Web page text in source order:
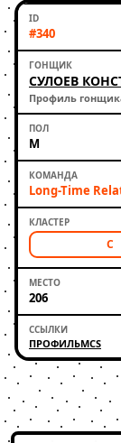
#340
СУЛОЕВ
Профиль
М
Long-Time
C
206
ПРОФИЛЬMCS